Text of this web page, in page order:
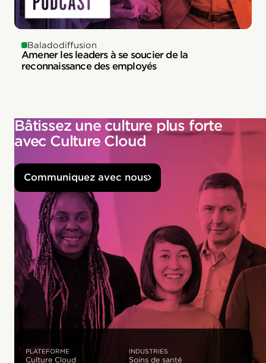
Baladodiffusion
Amener les leaders à se soucier de la
reconnaissance des employés
Bâtissez une culture plus forte
avec Culture Cloud
Communiquez avec nous
PLATEFORME
Culture Cloud
INDUSTRIES
Soins de santé